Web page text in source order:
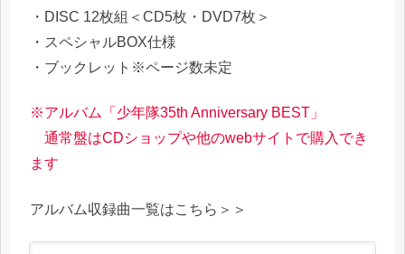
・DISC 12枚組＜CD5枚・DVD7枚＞
・スペシャルBOX仕様
・ブックレット※ページ数未定
※アルバム「少年隊35th Anniversary BEST」
通常盤はCDショップや他のwebサイトで購入でき
ます
アルバム収録曲一覧はこちら＞＞